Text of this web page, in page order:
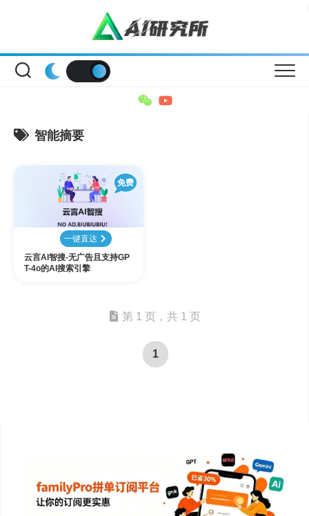
智能摘要
免费
一键直达
云言AI智搜-无广告且支持GP
T-4o的AI搜索引擎
第 1 页，共 1 页
1